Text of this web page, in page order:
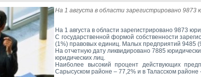
На 1 августа в области зарегистрировано
На 1 августа в области зарегистрировано 9873
С государственной формой собственности
(1%) правовых единиц. Малых предприятий 9485
На отчетную дату ликвидировано 7885
юридических лиц.
Наиболее высокий процент действующих
Сарысуском районе – 77,2% и в Таласском районе